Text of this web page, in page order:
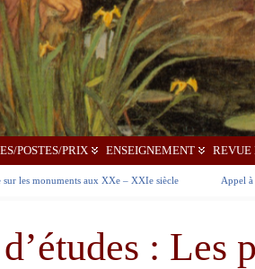
POSTES/PRIX ENSEIGNEMENT REVUE
les monuments aux XXe – XXIe siècle Appel
: Les